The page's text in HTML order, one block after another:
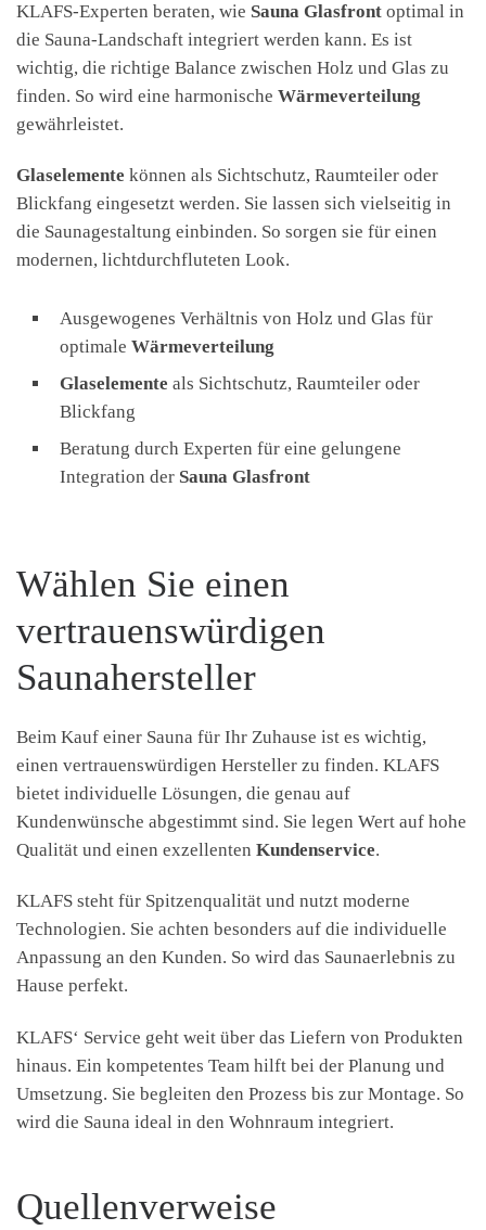
KLAFS-Experten beraten, wie Sauna Glasfront optimal in
die Sauna-Landschaft integriert werden kann. Es ist
wichtig, die richtige Balance zwischen Holz und Glas zu
finden. So wird eine harmonische Wärmeverteilung
gewährleistet.
Glaselemente können als Sichtschutz, Raumteiler oder
Blickfang eingesetzt werden. Sie lassen sich vielseitig in
die Saunagestaltung einbinden. So sorgen sie für einen
modernen, lichtdurchfluteten Look.
Ausgewogenes Verhältnis von Holz und Glas für
optimale Wärmeverteilung
Glaselemente als Sichtschutz, Raumteiler oder
Blickfang
Beratung durch Experten für eine gelungene
Integration der Sauna Glasfront
Wählen Sie einen
vertrauenswürdigen
Saunahersteller
Beim Kauf einer Sauna für Ihr Zuhause ist es wichtig,
einen vertrauenswürdigen Hersteller zu finden. KLAFS
bietet individuelle Lösungen, die genau auf
Kundenwünsche abgestimmt sind. Sie legen Wert auf hohe
Qualität und einen exzellenten Kundenservice.
KLAFS steht für Spitzenqualität und nutzt moderne
Technologien. Sie achten besonders auf die individuelle
Anpassung an den Kunden. So wird das Saunaerlebnis zu
Hause perfekt.
KLAFS‘ Service geht weit über das Liefern von Produkten
hinaus. Ein kompetentes Team hilft bei der Planung und
Umsetzung. Sie begleiten den Prozess bis zur Montage. So
wird die Sauna ideal in den Wohnraum integriert.
Quellenverweise